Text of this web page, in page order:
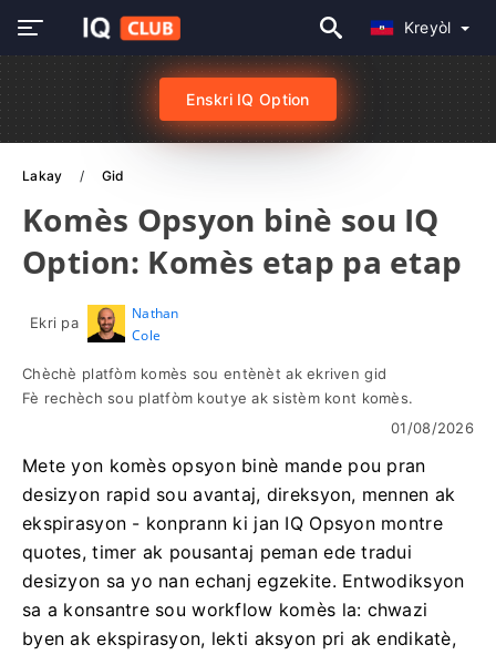
Kreyòl
Enskri IQ Option
Lakay Gid
Komès Opsyon binè sou IQ
Option: Komès etap pa etap
Ekri pa
Nathan
Cole
Chèchè platfòm komès sou entènèt ak ekriven gid
Fè rechèch sou platfòm koutye ak sistèm kont komès.
01/08/2026
Mete yon komès opsyon binè mande pou pran
desizyon rapid sou avantaj, direksyon, mennen ak
ekspirasyon - konprann ki jan IQ Opsyon montre
quotes, timer ak pousantaj peman ede tradui
desizyon sa yo nan echanj egzekite. Entwodiksyon
sa a konsantre sou workflow komès la: chwazi
byen ak ekspirasyon, lekti aksyon pri ak endikatè,